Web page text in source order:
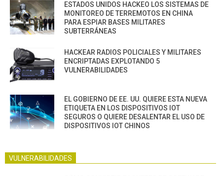
ESTADOS UNIDOS HACKEO LOS SISTEMAS DE
MONITOREO DE TERREMOTOS EN CHINA
PARA ESPIAR BASES MILITARES
SUBTERRÁNEAS
HACKEAR RADIOS POLICIALES Y MILITARES
ENCRIPTADAS EXPLOTANDO 5
VULNERABILIDADES
EL GOBIERNO DE EE. UU. QUIERE ESTA NUEVA
ETIQUETA EN LOS DISPOSITIVOS IOT
SEGUROS O QUIERE DESALENTAR EL USO DE
DISPOSITIVOS IOT CHINOS
VULNERABILIDADES